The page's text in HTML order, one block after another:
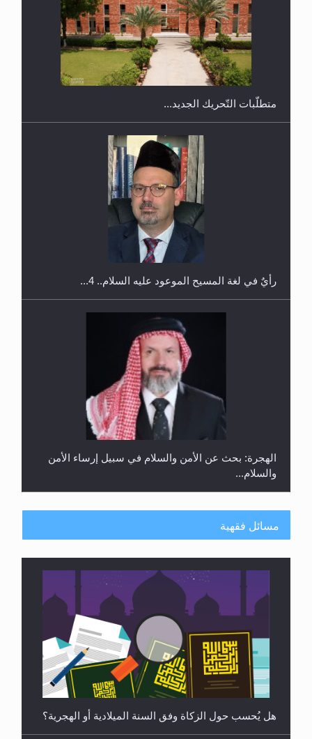
ندوة حول نظام الوصية في الجماعة الأحمدية في
شيتاغونغ – بنغلاديش
اليوم الوطني الرياضي لمجلس أنصار الله في هولندا
متطلَّبات التّحريك الجديد...
رأيٌ في لغة المسيح الموعود عليه السلام.. 4...
الهجرة: بحث عن الأمن والسلام في سبيل إرساء الأمن
والسلام...
رأيٌ في لغة المسيح الموعود عليه السلام ..«3» نظرة
في شعر المسيح الموعود عليه السلام.....
مسائل فقهية
هل يُحسب حول الزكاة وفق السنة الميلادية أو الهجرية؟